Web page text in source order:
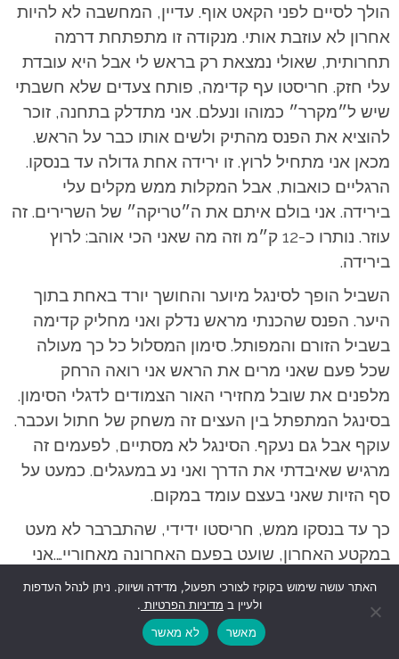
הולך לסיים לפני הקאט אוף. עדיין, המחשבה לא להיות
אחרון לא עוזבת אותי. מנקודה זו מתפתחת דרמה
תחרותית, שאולי נמצאת רק בראש לי אבל היא עובדת
עלי חזק. חריסטו עף קדימה, פותח צעדים שלא חשבתי
שיש ל״מקרר״ כמוהו ונעלם. אני מתדלק בתחנה, זוכר
להוציא את הפנס מהתיק ולשים אותו כבר על הראש.
מכאן אני מתחיל לרוץ. זו ירידה אחת גדולה עד בנסקו.
הרגליים כואבות, אבל המקלות ממש מקלים עלי
בירידה. אני בולם איתם את ה״טריקה״ של השרירים. זה
עוזר. נותרו כ-12 ק״מ וזה מה שאני הכי אוהב: לרוץ
בירידה.
השביל הופך לסינגל מיוער והחושך יורד באחת בתוך
היער. הפנס שהכנתי מראש נדלק ואני מחליק קדימה
בשביל הזורם והמפותל. סימון המסלול כל כך מעולה
שכל פעם שאני מרים את הראש אני רואה הרחק
מלפנים את שובל מחזירי האור הצמודים לדגלי הסימון.
בסינגל המתפתל בין העצים זה משחק של חתול ועכבר.
עוקף אבל גם נעקף. הסינגל לא מסתיים, לפעמים זה
מרגיש שאיבדתי את הדרך ואני נע במעגלים. כמעט על
סף הזיות שאני בעצם עומד במקום.
כך עד בנסקו ממש, חריסטו ידידי, שהתברבר לא מעט
במקטע האחרון, שועט בפעם האחרונה מאחוריי….אני
דקות לפני, אבל גם אני חוצה את קו הסיום, בחיוך
מרוצה ובשקט. עשיתי את זה. מעולם לא הרגשתי שמחה
האתר עושה שימוש בקוקיז לצורכי תפעול, מדידה ושיווק. ניתן לנהל העדפות
ולעיין ב מדיניות הפרטיות .
מאשר
לא מאשר